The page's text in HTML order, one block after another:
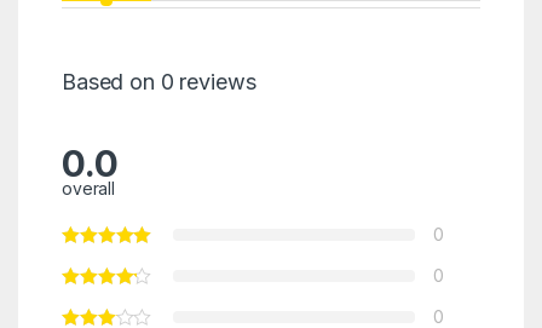
Based on 0 reviews
0.0
overall
0
0
0